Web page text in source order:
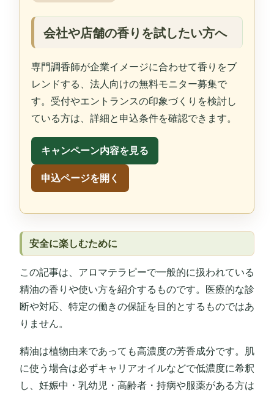
会社や店舗の香りを試したい方へ
専門調香師が企業イメージに合わせて香りをブ
レンドする、法人向けの無料モニター募集で
す。受付やエントランスの印象づくりを検討し
ている方は、詳細と申込条件を確認できます。
キャンペーン内容を見る
申込ページを開く
安全に楽しむために
この記事は、アロマテラピーで一般的に扱われている
精油の香りや使い方を紹介するものです。医療的な診
断や対応、特定の働きの保証を目的とするものではあ
りません。
精油は植物由来であっても高濃度の芳香成分です。肌
に使う場合は必ずキャリアオイルなどで低濃度に希釈
し、妊娠中・乳幼児・高齢者・持病や服薬がある方は